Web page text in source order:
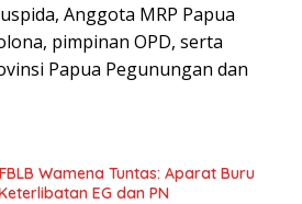
Anggota MRP Papua
pimpinan OPD, serta
Papua Pegunungan dan
Wamena Tuntas: Aparat Buru
EG dan PN